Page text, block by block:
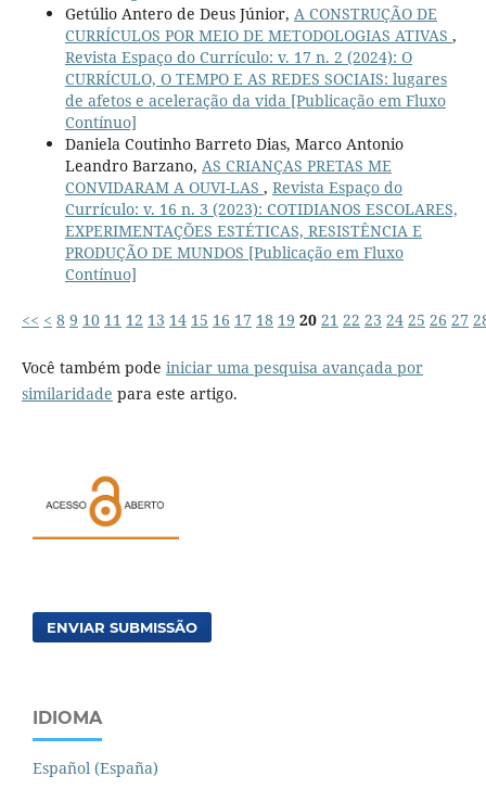
Getúlio Antero de Deus Júnior, A CONSTRUÇÃO DE
CURRÍCULOS POR MEIO DE METODOLOGIAS ATIVAS ,
Revista Espaço do Currículo: v. 17 n. 2 (2024): O
CURRÍCULO, O TEMPO E AS REDES SOCIAIS: lugares
de afetos e aceleração da vida [Publicação em Fluxo
Contínuo]
Daniela Coutinho Barreto Dias, Marco Antonio
Leandro Barzano, AS CRIANÇAS PRETAS ME
CONVIDARAM A OUVI-LAS , Revista Espaço do
Currículo: v. 16 n. 3 (2023): COTIDIANOS ESCOLARES,
EXPERIMENTAÇÕES ESTÉTICAS, RESISTÊNCIA E
PRODUÇÃO DE MUNDOS [Publicação em Fluxo
Contínuo]
<< < 8 9 10 11 12 13 14 15 16 17 18 19 20 21 22 23 24 25 26 27
Você também pode iniciar uma pesquisa avançada por
similaridade para este artigo.
ENVIAR SUBMISSÃO
IDIOMA
Español (España)